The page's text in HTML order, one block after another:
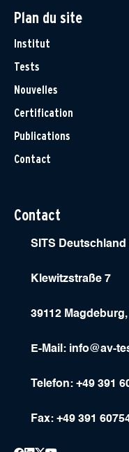
Plan du site
Institut
Tests
Nouvelles
Certification
Publications
Contact
Contact
SITS Deutschland
Klewitzstraße 7
39112
E-Mail: info@av-
Telefon: +49 391
Fax: +49 391